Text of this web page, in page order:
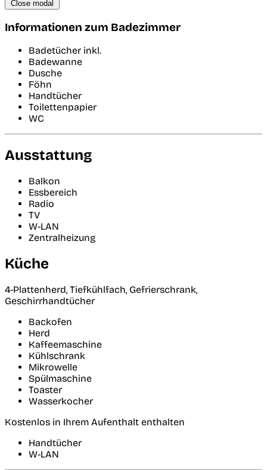
Close modal
Informationen zum Badezimmer
Badetücher inkl.
Badewanne
Dusche
Föhn
Handtücher
Toilettenpapier
WC
Ausstattung
Balkon
Essbereich
Radio
TV
W-LAN
Zentralheizung
Küche
4-Plattenherd, Tiefkühlfach, Gefrierschrank,
Geschirrhandtücher
Backofen
Herd
Kaffeemaschine
Kühlschrank
Mikrowelle
Spülmaschine
Toaster
Wasserkocher
Kostenlos in Ihrem Aufenthalt enthalten
Handtücher
W-LAN